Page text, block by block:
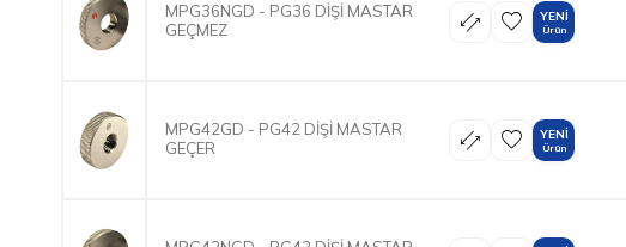
MPG36NGD - PG36 DİŞİ MASTAR
GEÇMEZ
YENI
Ürün
MPG42GD - PG42 DİŞİ MASTAR
GEÇER
YENI
Ürün